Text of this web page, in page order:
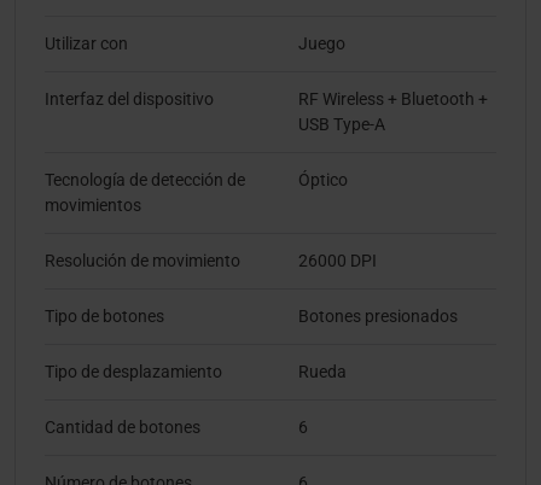
Utilizar con Juego
Interfaz del dispositivo
RF Wireless + Bluetooth +
USB Type-A
Tecnología de detección de
movimientos
Óptico
Resolución de movimiento 26000 DPI
Tipo de botones Botones presionados
Tipo de desplazamiento Rueda
Cantidad de botones 6